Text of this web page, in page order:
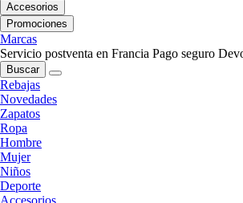
Accesorios
Promociones
Marcas
Servicio postventa en Francia Pago seguro
Buscar
Rebajas
Novedades
Zapatos
Ropa
Hombre
Mujer
Niños
Deporte